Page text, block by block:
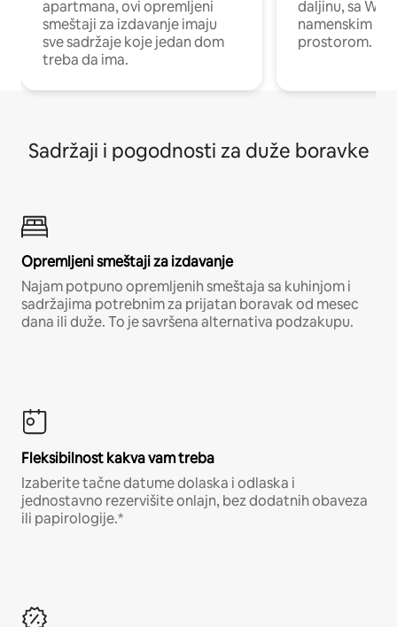
apartmana, ovi opremljeni
smeštaji za izdavanje imaju
sve sadržaje koje jedan dom
treba da ima.
daljinu, sa Wi-
namenskim
prostorom.
Sadržaji i pogodnosti za duže boravke
Opremljeni smeštaji za izdavanje
Najam potpuno opremljenih smeštaja sa kuhinjom i
sadržajima potrebnim za prijatan boravak od mesec
dana ili duže. To je savršena alternativa podzakupu.
Fleksibilnost kakva vam treba
Izaberite tačne datume dolaska i odlaska i
jednostavno rezervišite onlajn, bez dodatnih obaveza
ili papirologije.*